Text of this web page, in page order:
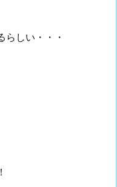
らしい・・・